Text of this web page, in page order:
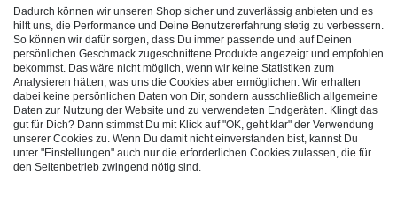
Du hast Fragen?
Unsere Socials
Dadurch können wir unseren Shop sicher und zuverlässig anbieten und es
hilft uns, die Performance und Deine Benutzererfahrung stetig zu verbessern.
So können wir dafür sorgen, dass Du immer passende und auf Deinen
persönlichen Geschmack zugeschnittene Produkte angezeigt und empfohlen
bekommst. Das wäre nicht möglich, wenn wir keine Statistiken zum
Analysieren hätten, was uns die Cookies aber ermöglichen. Wir erhalten
dabei keine persönlichen Daten von Dir, sondern ausschließlich allgemeine
Daten zur Nutzung der Website und zu verwendeten Endgeräten. Klingt das
gut für Dich? Dann stimmst Du mit Klick auf "OK, geht klar" der Verwendung
unserer Cookies zu. Wenn Du damit nicht einverstanden bist, kannst Du
unter "Einstellungen" auch nur die erforderlichen Cookies zulassen, die für
den Seitenbetrieb zwingend nötig sind.